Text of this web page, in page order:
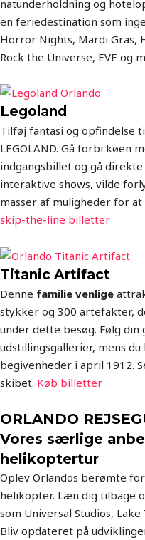
natunderholdning og
en feriedestination som
Horror Nights, Mardi Gras,
Rock the Universe, EVE og
Legoland
Tilføj fantasi og opfindelse
LEGOLAND. Gå forbi køen
indgangsbillet og gå
interaktive shows, vilde
masser af muligheder for
skip-the-line billetter
Titanic Artifact
Denne familie venlige
stykker og 300 artefakter,
under dette besøg. Følg din
udstillingsgallerier, mens
begivenheder i april 1912.
skibet. Køb billetter
ORLANDO
Vores særlige
helikoptertur
Oplev Orlandos berømte
helikopter. Læn dig tilbage
som Universal Studios,
Bliv opdateret på